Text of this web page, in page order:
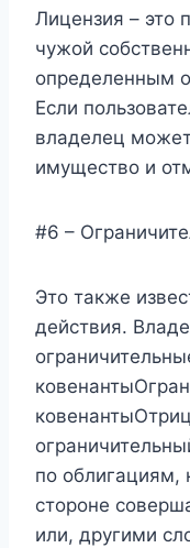
Лицензия – это
чужой
определенным
Если
владелец
имущество и
#6 –
Это также
действия.
по облигациям,
стороне
или, другими